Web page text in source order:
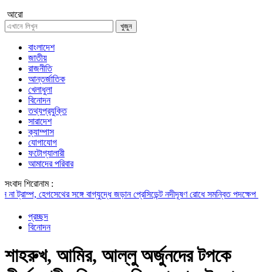
আরো
খুজুন
বাংলাদেশ
জাতীয়
রাজনীতি
আন্তর্জাতিক
খেলাধুলা
বিনোদন
তথ্যপ্রযুক্তি
সারাদেশ
ক্যাম্পাস
যোগাযোগ
ফটোগ্যালারী
আমাদের পরিবার
সংবাদ শিরোনাম :
হেগসেথের সঙ্গে বাগ্‌যুদ্ধে জড়ান প্রেসিডেন্টনদীদূষণ রোধে সমন্বিত পদক্ষেপ গ্রহণে
প্রচ্ছদ
বিনোদন
শাহরুখ, আমির, আল্লু অর্জুনদের টপকে